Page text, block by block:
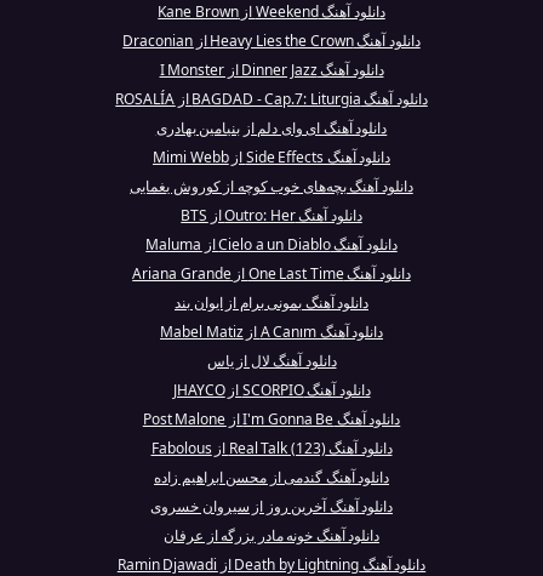
دانلود آهنگ Weekend از Kane Brown
دانلود آهنگ Heavy Lies the Crown از Draconian
دانلود آهنگ Dinner Jazz از I Monster
دانلود آهنگ BAGDAD - Cap.7: Liturgia از ROSALÍA
دانلود آهنگ ای وای دلم از بنیامین بهادری
دانلود آهنگ Side Effects از Mimi Webb
دانلود آهنگ بچه‌های خوب کوچه از کوروش یغمایی
دانلود آهنگ Outro: Her از BTS
دانلود آهنگ Cielo a un Diablo از Maluma
دانلود آهنگ One Last Time از Ariana Grande
دانلود آهنگ بمونی برام از ایوان بند
دانلود آهنگ A Canım از Mabel Matiz
دانلود آهنگ لال از یاس
دانلود آهنگ SCORPIO از JHAYCO
دانلود آهنگ I'm Gonna Be از Post Malone
دانلود آهنگ Real Talk (123) از Fabolous
دانلود آهنگ گندمی از محسن ابراهیم زاده
دانلود آهنگ آخرین روز از سیروان خسروی
دانلود آهنگ خونه مادر بزرگه از عرفان
دانلود آهنگ Death by Lightning از Ramin Djawadi